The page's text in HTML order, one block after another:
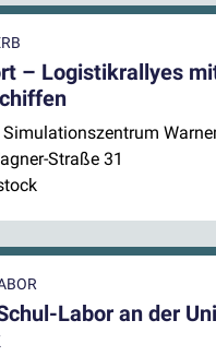
– Logistikrallyes
Straße 31
Labor an der